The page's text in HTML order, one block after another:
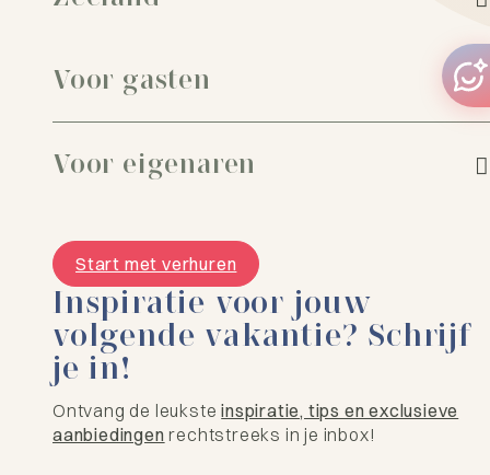
Voor gasten
Voor eigenaren
Start met verhuren
Inspiratie voor jouw
volgende vakantie? Schrijf
je in!
Ontvang de leuksteinspiratie, tips en exclusieve
aanbiedingen rechtstreeks in je inbox!